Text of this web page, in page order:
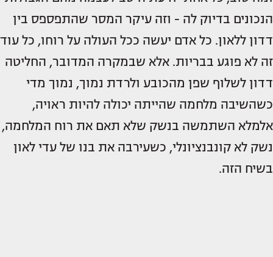
הנכונים בדיוק לה - וזה עיקר המסר שהתפספס בין
דדון ללאון. כל אדם יעשה ככל העולה על רוחו, כל עוד
זה לא פוגע בבריות. אלא שבמקרה המדובר, החליטה
דדון לשלוף שפן מהכובע ולרדת נמוך, נמוך מדי
כשהשיבה מלחמה שהייתה יכולה להיות ראויה,
אלמלא השתמשה בנשק שלא תאם את רוח המלחמה,
נשק לא קונבנציונלי, כשעירבה את בנו של עדי לאון
בשיח הזה.